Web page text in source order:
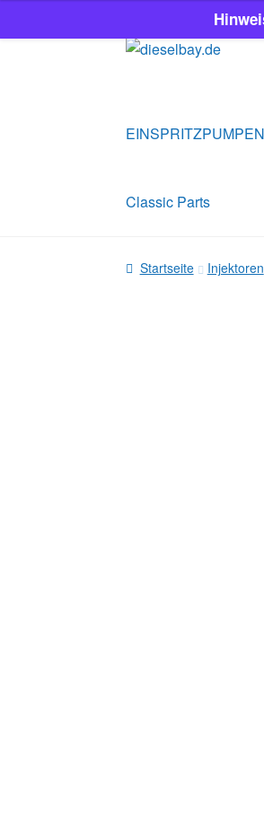
Zur
Zum
EINSPRITZPUMPEN
Classic Parts
Startseite Injektoren